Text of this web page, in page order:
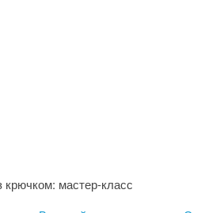
мастер-класс